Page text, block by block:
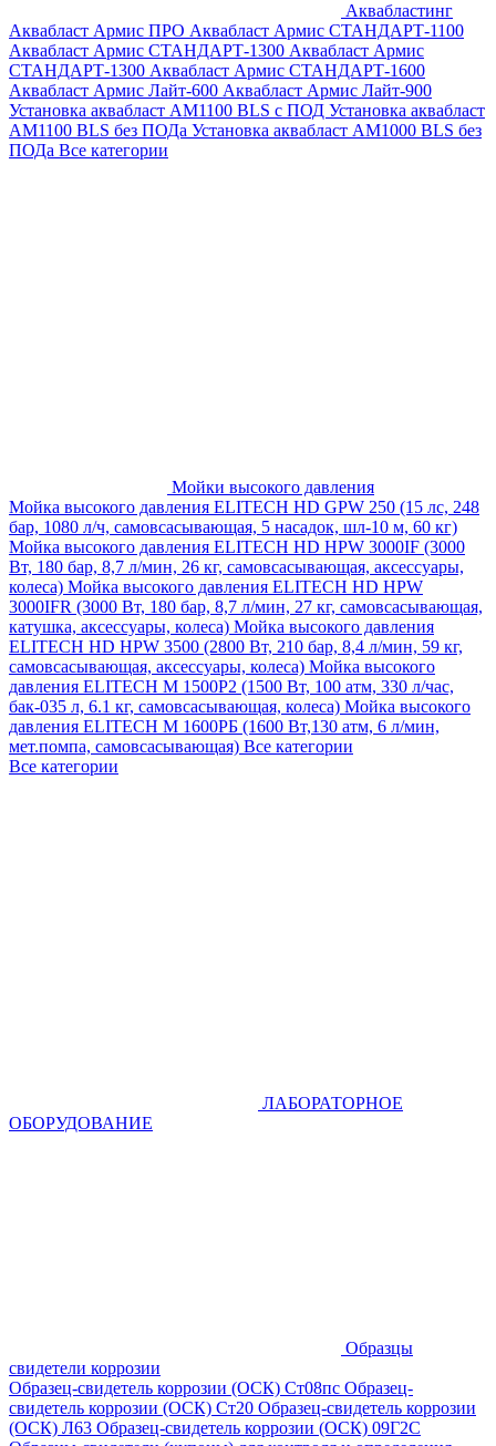
Аквабластинг
Аквабласт Армис ПРО Аквабласт Армис СТАНДАРТ-1100
Аквабласт Армис СТАНДАРТ-1300 Аквабласт Армис
СТАНДАРТ-1300 Аквабласт Армис СТАНДАРТ-1600
Аквабласт Армис Лайт-600 Аквабласт Армис Лайт-900
Установка аквабласт AM1100 BLS с ПОД Установка аквабласт
AM1100 BLS без ПОДа Установка аквабласт AM1000 BLS без
ПОДа Все категории
Мойки высокого давления
Мойка высокого давления ELITECH HD GPW 250 (15 лс, 248
бар, 1080 л/ч, самовсасывающая, 5 насадок, шл-10 м, 60 кг)
Мойка высокого давления ELITECH HD HPW 3000IF (3000
Вт, 180 бар, 8,7 л/мин, 26 кг, самовсасывающая, аксессуары,
колеса) Мойка высокого давления ELITECH HD HPW
3000IFR (3000 Вт, 180 бар, 8,7 л/мин, 27 кг, самовсасывающая,
катушка, аксессуары, колеса) Мойка высокого давления
ELITECH HD HPW 3500 (2800 Вт, 210 бар, 8,4 л/мин, 59 кг,
самовсасывающая, аксессуары, колеса) Мойка высокого
давления ELITECH M 1500P2 (1500 Вт, 100 атм, 330 л/час,
бак-035 л, 6.1 кг, самовсасывающая, колеса) Мойка высокого
давления ELITECH М 1600РБ (1600 Вт,130 атм, 6 л/мин,
мет.помпа, самовсасывающая) Все категории
Все категории
ЛАБОРАТОРНОЕ
ОБОРУДОВАНИЕ
Образцы
свидетели коррозии
Образец-свидетель коррозии (ОСК) Ст08пс Образец-
свидетель коррозии (ОСК) Ст20 Образец-свидетель коррозии
(ОСК) Л63 Образец-свидетель коррозии (ОСК) 09Г2С